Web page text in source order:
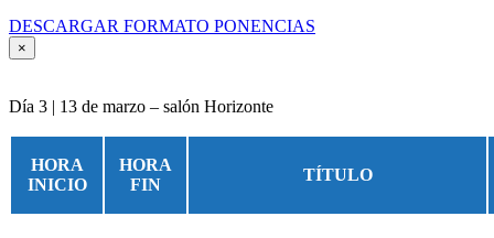
DESCARGAR FORMATO PONENCIAS
×
Día 3 | 13 de marzo – salón Horizonte
HORA
INICIO
HORA
FIN
TÍTULO